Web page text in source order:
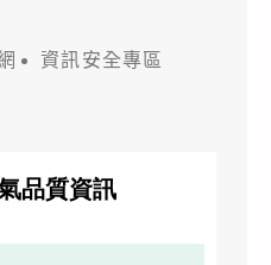
資訊安全專區